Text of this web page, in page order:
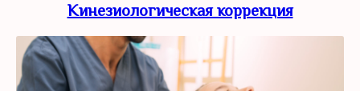
Кинезиологическая коррекция